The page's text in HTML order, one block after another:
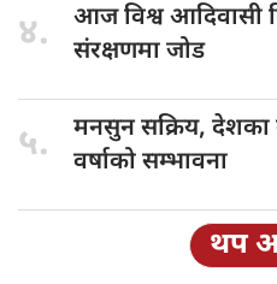
४. आज विश्वआदिवासी
संरक्षणमा जोड
५. मनसुन सक्रिय, देशका
वर्षाको सम्भावना
थप